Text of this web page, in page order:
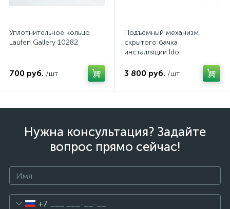
Уплотнительное кольцо
Laufen Gallery 10282
700 руб. /шт
Подъёмный механизм
скрытого бачка
инсталляции Ido
3 800 руб. /шт
Нужна консультация? Задайте
вопрос прямо сейчас!
+7